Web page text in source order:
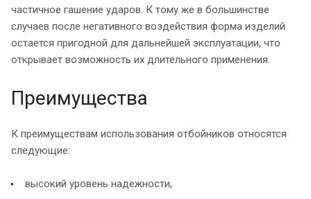
частичное гашение ударов. К тому же в большинстве
случаев после негативного воздействия форма изделий
остается пригодной для дальнейшей эксплуатации, что
открывает возможность их длительного применения.
Преимущества
К преимуществам использования отбойников относятся
следующие:
высокий уровень надежности,